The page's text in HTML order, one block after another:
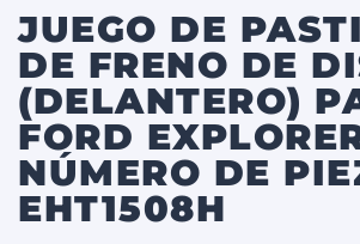
JUEGO DE
DE FRENO DE
(DELANTERO)
FORD
NÚMERO DE
EHT1508H